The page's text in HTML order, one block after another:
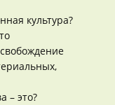
культура?
– это?